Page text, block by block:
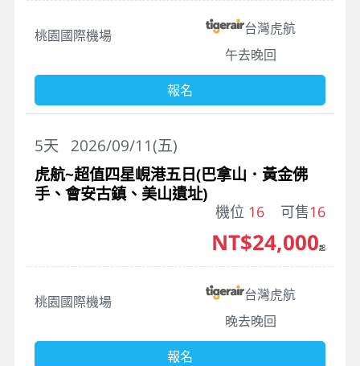
桃園國際機場
台灣虎航
午去晚回
報名
2026/09/11(五)
5天
虎航~超值四星峴港五日(巴拿山．黃金佛
手、會安古鎮、美山遺址)
機位 16 可售16
桃園國際機場
台灣虎航
晚去晚回
NT$24,000起
報名